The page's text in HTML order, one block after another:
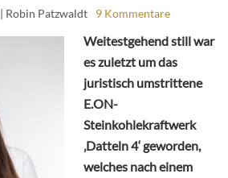
| Robin Patzwaldt 9 Kommentare
Weitestgehend still war
es zuletzt um das
juristisch umstrittene
E.ON-
Steinkohlekraftwerk
‚Datteln 4‘ geworden,
welches nach einem